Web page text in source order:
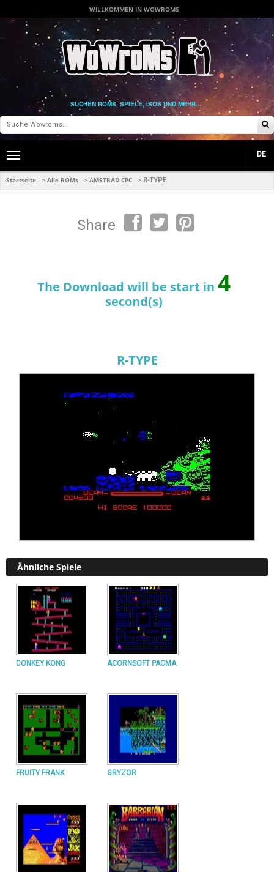
WILLKOMMEN IN WOWROMS
SUCHEN ROMS, SPIELE, ISOS UND MEHR...
Toggle
navigation
DE
Startseite > Alle ROMs > AMSTRAD CPC > R-TYPE
Share
The Download will be start in 4
second(s)
R-TYPE
Ähnliche Spiele
DONKEY KONG ACORNSOFT PACMA
FRUITY FRANK GRYZOR